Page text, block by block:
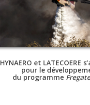
HYNAERO et LATECOERE
pour le
du programme